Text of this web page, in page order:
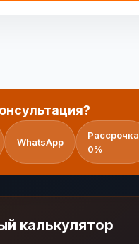
WhatsApp
Рассрочка
0%
калькулятор